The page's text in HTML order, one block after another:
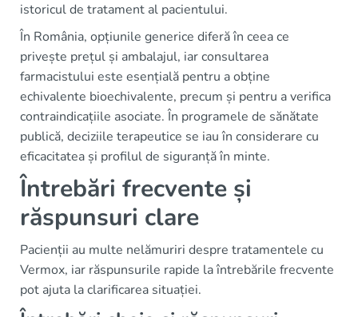
istoricul de tratament al pacientului.
În România, opțiunile generice diferă în ceea ce
privește prețul și ambalajul, iar consultarea
farmacistului este esențială pentru a obține
echivalente bioechivalente, precum și pentru a verifica
contraindicațiile asociate. În programele de sănătate
publică, deciziile terapeutice se iau în considerare cu
eficacitatea și profilul de siguranță în minte.
Întrebări frecvente și
răspunsuri clare
Pacienții au multe nelămuriri despre tratamentele cu
Vermox, iar răspunsurile rapide la întrebările frecvente
pot ajuta la clarificarea situației.